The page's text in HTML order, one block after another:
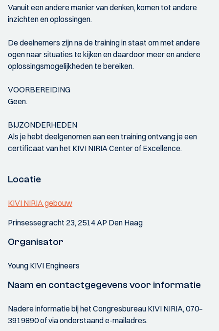
Vanuit een andere manier van denken, komen tot andere
inzichten en oplossingen.
De deelnemers zijn na de training in staat om met andere
ogen naar situaties te kijken en daardoor meer en andere
oplossingsmogelijkheden te bereiken.
VOORBEREIDING
Geen.
BIJZONDERHEDEN
Als je hebt deelgenomen aan een training ontvang je een
certificaat van het KIVI NIRIA Center of Excellence.
Locatie
KIVI NIRIA gebouw
Prinsessegracht 23, 2514 AP Den Haag
Organisator
Young KIVI Engineers
Naam en contactgegevens voor informatie
Nadere informatie bij het Congresbureau KIVI NIRIA, 070–
3919890 of via onderstaand e-mailadres.